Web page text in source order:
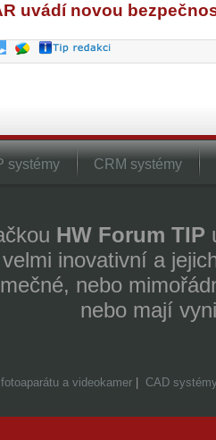
uvádí novou
systémy CRM systémy
HW Forum TIP
velmi inovativní a
nebo
nebo mají
a videokamer CAD